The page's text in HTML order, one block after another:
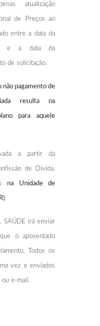
atualização
de Preços ao
entre a data da
e a data da
de solicitação.
não pagamento de
resulta na
para aquele
a partir da
de Dívida,
na Unidade de
.
SAÚDE irá enviar
o aposentado
Todos os
vez e enviados
ou e-mail.